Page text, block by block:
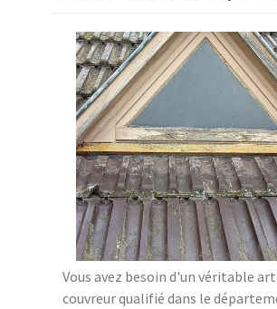
Vous avez besoin d'un véritable
couvreur qualifié dans le